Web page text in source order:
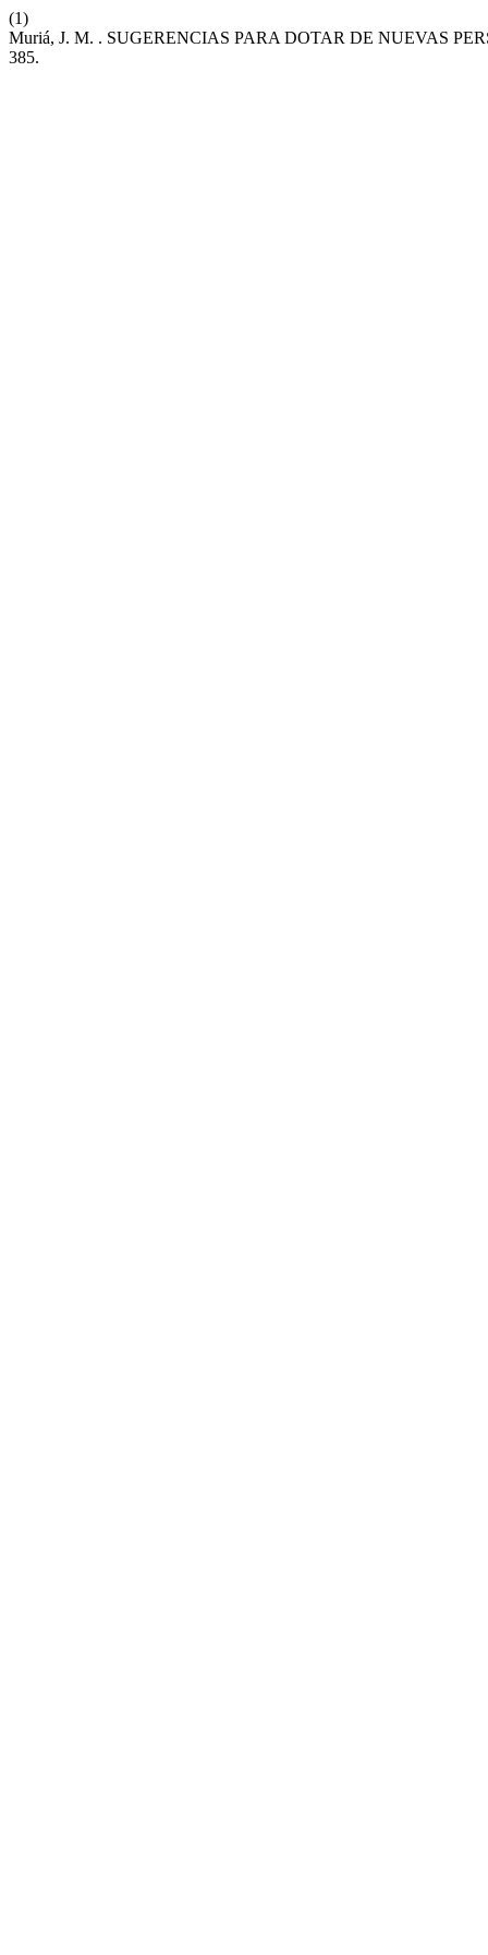
(1)
Muriá, J. M. . SUGERENCIAS PARA DOTAR DE NUEVAS
385.